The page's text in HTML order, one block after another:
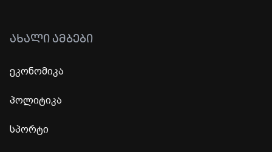
ᲐᲮᲐᲚᲘ ᲐᲛᲑᲔᲑᲘ
ეკონომიკა
პოლიტიკა
სპორტი